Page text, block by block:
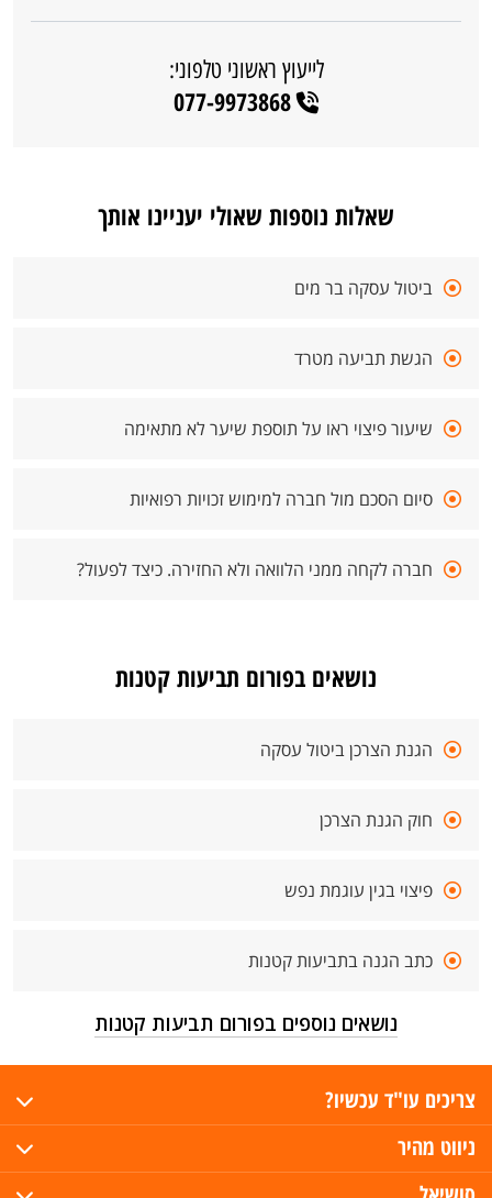
לייעוץ ראשוני טלפוני:
077-9973868
שאלות נוספות שאולי יעניינו אותך
ביטול עסקה בר מים
הגשת תביעה מטרד
שיעור פיצוי ראו על תוספת שיער לא מתאימה
סיום הסכם מול חברה למימוש זכויות רפואיות
חברה לקחה ממני הלוואה ולא החזירה. כיצד לפעול?
נושאים בפורום תביעות קטנות
הגנת הצרכן ביטול עסקה
חוק הגנת הצרכן
פיצוי בגין עוגמת נפש
כתב הגנה בתביעות קטנות
נושאים נוספים בפורום תביעות קטנות
צריכים עו"ד עכשיו?
ניווט מהיר